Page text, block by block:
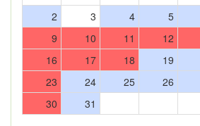
2
3 4 5
9
10 11 12
16
17 18 19
23
24 25 26
30
31